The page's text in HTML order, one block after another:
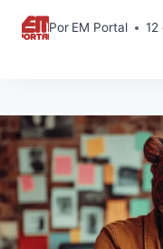
Por EM Portal 12